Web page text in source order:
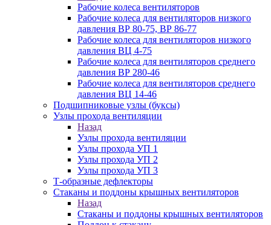
Рабочие колеса вентиляторов
Рабочие колеса для вентиляторов низкого
давления ВР 80-75, ВР 86-77
Рабочие колеса для вентиляторов низкого
давления ВЦ 4-75
Рабочие колеса для вентиляторов среднего
давления ВР 280-46
Рабочие колеса для вентиляторов среднего
давления ВЦ 14-46
Подшипниковые узлы (буксы)
Узлы прохода вентиляции
Назад
Узлы прохода вентиляции
Узлы прохода УП 1
Узлы прохода УП 2
Узлы прохода УП 3
Т-образные дефлекторы
Стаканы и поддоны крышных вентиляторов
Назад
Стаканы и поддоны крышных вентиляторов